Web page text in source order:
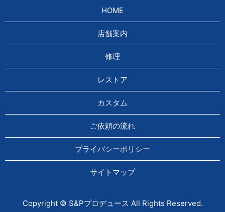
HOME
店舗案内
修理
レストア
カスタム
ご依頼の流れ
プライバシーポリシー
サイトマップ
Copyright © S&Pプロデュース All Rights Reserved.